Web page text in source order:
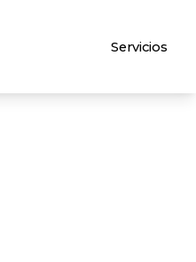
Servicios